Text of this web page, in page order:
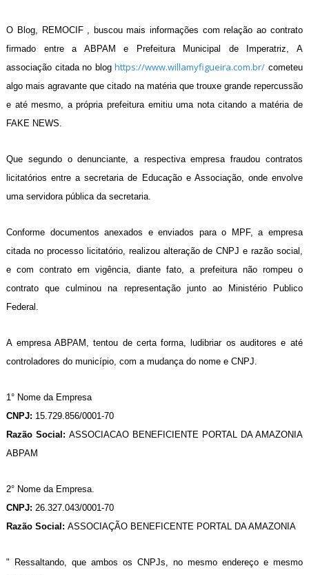
O Blog, REMOCIF , buscou mais informações com relação ao contrato
firmado entre a ABPAM e Prefeitura Municipal de Imperatriz, A
associação citada no blog https://www.willamyfigueira.com.br/ cometeu
algo mais agravante que citado na matéria que trouxe grande repercussão
e até mesmo, a própria prefeitura emitiu uma nota citando a matéria de
FAKE NEWS.
Que segundo o denunciante, a respectiva empresa fraudou contratos
licitatórios entre a secretaria de Educação e Associação, onde envolve
uma servidora pública da secretaria.
Conforme documentos anexados e enviados para o MPF, a empresa
citada no processo licitatório, realizou alteração de CNPJ e razão social,
e com contrato em vigência, diante fato, a prefeitura não rompeu o
contrato que culminou na representação junto ao Ministério Publico
Federal.
A empresa ABPAM, tentou de certa forma, ludibriar os auditores e até
controladores do município, com a mudança do nome e CNPJ.
1° Nome da Empresa
CNPJ: 15.729.856/0001-70
Razão Social:ASSOCIACAO BENEFICIENTE PORTAL DA AMAZONIA
ABPAM
2° Nome da Empresa.
CNPJ:26.327.043/0001-70
Razão Social:ASSOCIAÇÃO BENEFICENTE PORTAL DA AMAZONIA
" Ressaltando, que ambos os CNPJs, no mesmo endereço e mesmo